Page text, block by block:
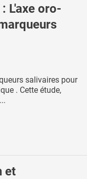
: L'axe oro-
salivaires pour
. Cette étude,
et